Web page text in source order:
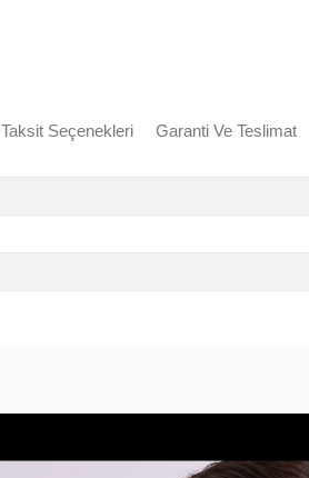
Taksit Seçenekleri Garanti Ve Teslimat